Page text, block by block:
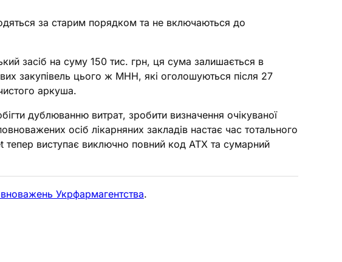
за старим порядком та не включаються до
засіб на суму 150 тис. грн, ця сума залишається в
закупівель цього ж МНН, які оголошуються після 27
аркуша.
дублюванню витрат, зробити визначення очікуваної
осіб лікарняних закладів настає час тотального
тепер виступає виключно повний код АТХ та сумарний
Укрфармагентства.